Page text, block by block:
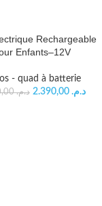
Rechargeable
Enfants–12V
- quad à batterie
د.م.2.990,00 د.م. 2.390,00